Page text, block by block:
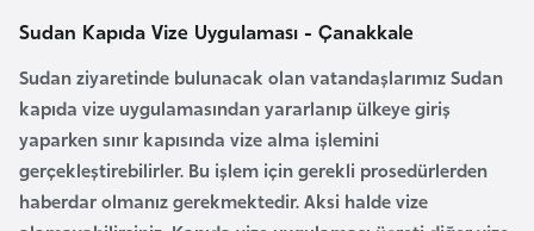
Sudan Kapıda Vize Uygulaması - Çanakkale
Sudan ziyaretinde bulunacak olan vatandaşlarımızSudan
kapıda vize uygulamasından yararlanıp ülkeye giriş
yaparken sınır kapısında vize alma işlemini
gerçekleştirebilirler. Bu işlem için gerekli prosedürlerden
haberdar olmanız gerekmektedir. Aksi halde vize
C
e
z
a
y